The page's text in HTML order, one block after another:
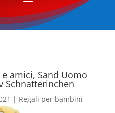
amici, Sand Uomo
Schnatterinchen
| Regali per bambini